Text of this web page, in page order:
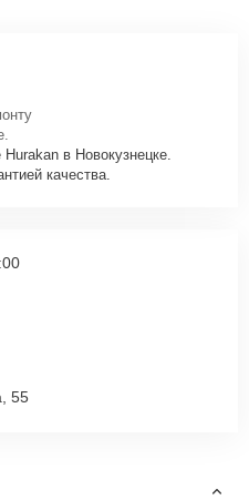
в Новокузнецке.
качества.
55